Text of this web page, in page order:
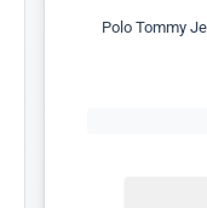
Polo Tommy